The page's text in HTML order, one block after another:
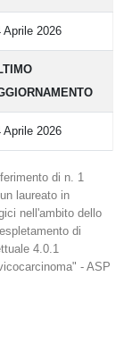
Aprile 2026
Aprile 2026
di n. 1
laureato in
nell'ambito dello
di
4.0.1
- ASP